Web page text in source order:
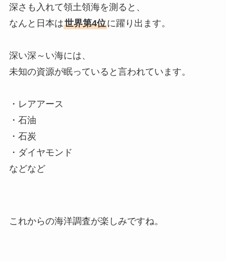
深さも入れて領土領海を測ると、
なんと日本は世界第4位に躍り出ます。
深い深～い海には、
未知の資源が眠っていると言われています。
・レアアース
・石油
・石炭
・ダイヤモンド
などなど
これからの海洋調査が楽しみですね。